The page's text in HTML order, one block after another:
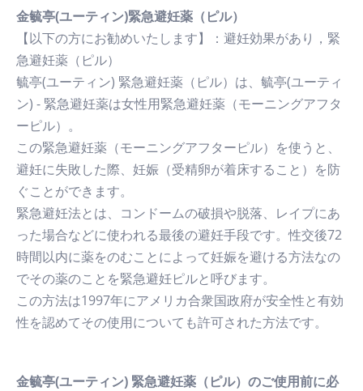
金毓亭(ユーティン)緊急避妊薬（ピル）
【以下の方にお勧めいたします】：避妊効果があり，緊
急避妊薬（ピル）
毓亭(ユーティン) 緊急避妊薬（ピル）は、毓亭(ユーティ
ン) - 緊急避妊薬は女性用緊急避妊薬（モーニングアフタ
ーピル）。
この緊急避妊薬（モーニングアフターピル）を使うと、
避妊に失敗した際、妊娠（受精卵が着床すること）を防
ぐことができます。
緊急避妊法とは、コンドームの破損や脱落、レイプにあ
った場合などに使われる最後の避妊手段です。性交後72
時間以内に薬をのむことによって妊娠を避ける方法なの
でその薬のことを緊急避妊ピルと呼びます。
この方法は1997年にアメリカ合衆国政府が安全性と有効
性を認めてその使用についても許可された方法です。
金毓亭(ユーティン) 緊急避妊薬（ピル）のご使用前に必